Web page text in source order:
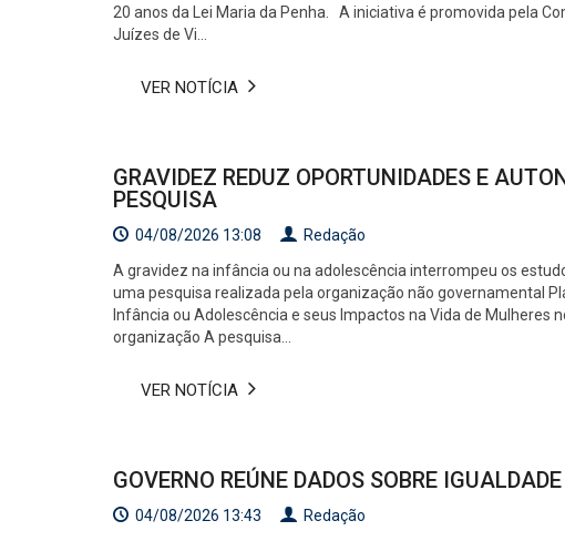
20 anos da Lei Maria da Penha. A iniciativa é promovida pela
Juízes de Vi...
VER NOTÍCIA
GRAVIDEZ REDUZ OPORTUNIDADES E
PESQUISA
04/08/2026 13:08
Redação
A gravidez na infância ou na adolescência interrompeu os
uma pesquisa realizada pela organização não governamental
Infância ou Adolescência e seus Impactos na Vida de Mulheres
organização A pesquisa...
VER NOTÍCIA
GOVERNO REÚNE DADOS SOBRE
04/08/2026 13:43
Redação